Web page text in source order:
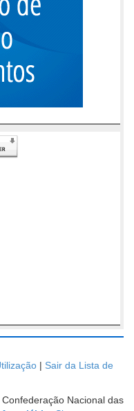
| Sair da Lista de
Nacional das